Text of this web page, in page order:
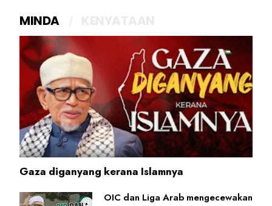
MINDA
Gaza diganyang kerana Islamnya
OIC dan Liga Arab mengecewakan